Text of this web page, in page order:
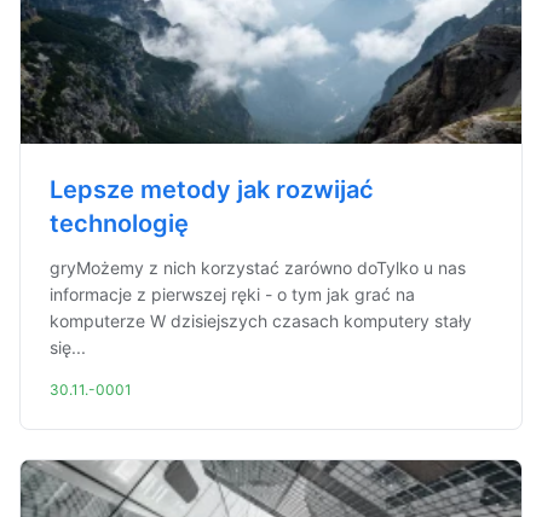
Lepsze metody jak rozwijać
technologię
gryMożemy z nich korzystać zarówno doTylko u nas
informacje z pierwszej ręki - o tym jak grać na
komputerze W dzisiejszych czasach komputery stały
się...
30.11.-0001